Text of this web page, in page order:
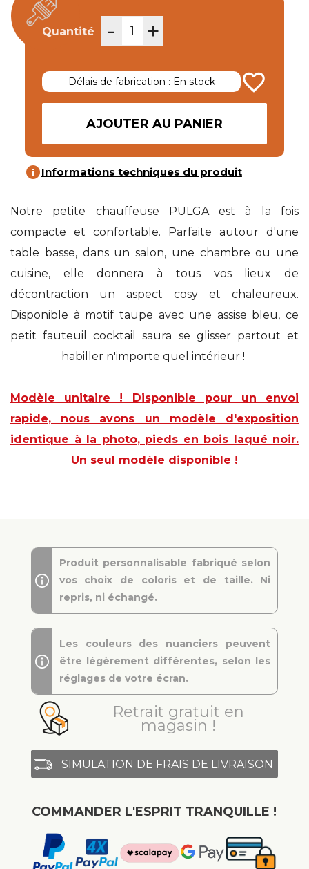
Quantité - +
Délais de fabrication : En stock favorite_border
AJOUTER AU PANIER
infoInformations techniques du produit
Notre petite chauffeuse PULGA est à la fois
compacte et confortable. Parfaite autour d'une
table basse, dans un salon, une chambre ou une
cuisine, elle donnera à tous vos lieux de
décontraction un aspect cosy et chaleureux.
Disponible à motif taupe avec une assise bleu, ce
petit fauteuil cocktail saura se glisser partout et
habiller n'importe quel intérieur !
Modèle unitaire ! Disponible pour un envoi
rapide, nous avons un modèle d'exposition
identique à la photo, pieds en bois laqué noir.
Un seul modèle disponible !
Produit personnalisable fabriqué selon
vos choix de coloris et de taille. Ni
repris, ni échangé.
Les couleurs des nuanciers peuvent
être légèrement différentes, selon les
réglages de votre écran.
Retrait gratuit en
magasin !
SIMULATION DE FRAIS DE LIVRAISON
COMMANDER L'ESPRIT TRANQUILLE !